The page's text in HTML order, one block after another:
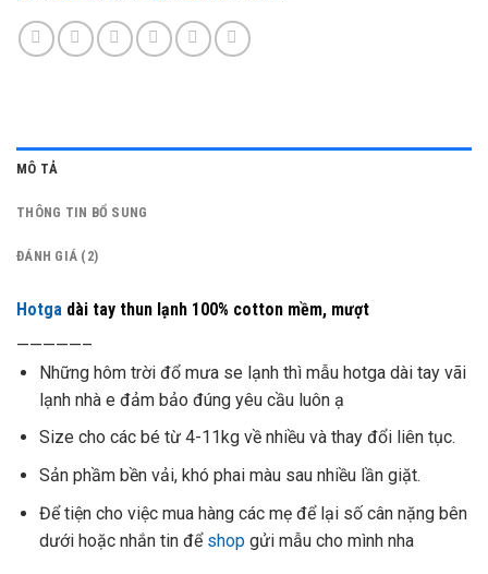
MÔ TẢ
THÔNG TIN BỔ SUNG
ĐÁNH GIÁ (2)
Hotga dài tay thun lạnh 100% cotton mềm, mượt
—————–
Những hôm trời đổ mưa se lạnh thì mẫu hotga dài tay vãi
lạnh nhà e đảm bảo đúng yêu cầu luôn ạ
Size cho các bé từ 4-11kg về nhiều và thay đổi liên tục.
Sản phầm bền vải, khó phai màu sau nhiều lần giặt.
Để tiện cho việc mua hàng các mẹ để lại số cân nặng bên
dưới hoặc nhắn tin để shopgửi mẫu cho mình nha